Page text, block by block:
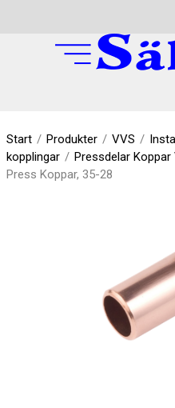
Start / Produkter / VVS /
kopplingar / Pressdelar
Press Koppar, 35-28